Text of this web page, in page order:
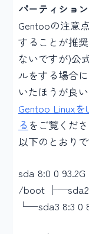
パーティショ
Gentooの注意
することが推
ないですが)公
ルをする場合
いたほうが良
Gentoo Linux
る をご覧くだ
以下のとおりで
sda 8:0 0
/boot ├─sda2
└─sda3 8:3 0